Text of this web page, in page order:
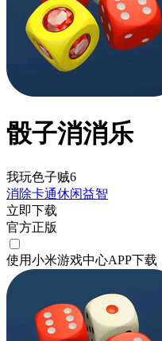
骰子消消乐
我玩色子贼6
消除卡通休闲益智
立即下载
官方正版
使用小米游戏中心APP下载